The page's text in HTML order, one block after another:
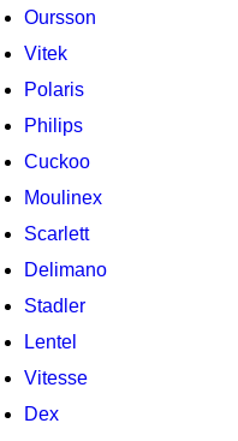
Oursson
Vitek
Polaris
Philips
Cuckoo
Moulinex
Scarlett
Delimano
Stadler
Lentel
Vitesse
Dex